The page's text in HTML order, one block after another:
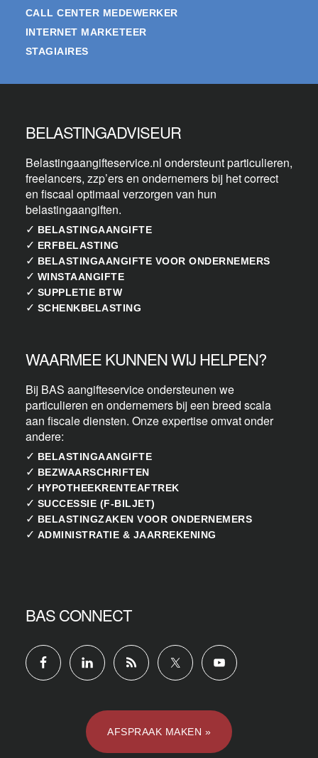
CALL CENTER MEDEWERKER
INTERNET MARKETEER
STAGIAIRES
BELASTINGADVISEUR
Belastingaangifteservice.nl ondersteunt particulieren,
freelancers, zzp’ers en ondernemers bij het correct
en fiscaal optimaal verzorgen van hun
belastingaangiften.
✓ BELASTINGAANGIFTE
✓ ERFBELASTING
✓ BELASTINGAANGIFTE VOOR ONDERNEMERS
✓ WINSTAANGIFTE
✓ SUPPLETIE BTW
✓ SCHENKBELASTING
WAARMEE KUNNEN WIJ HELPEN?
Bij BAS aangifteservice ondersteunen we
particulieren en ondernemers bij een breed scala
aan fiscale diensten. Onze expertise omvat onder
andere:
✓ BELASTINGAANGIFTE
✓ BEZWAARSCHRIFTEN
✓ HYPOTHEEKRENTEAFTREK
✓ SUCCESSIE (F-BILJET)
✓ BELASTINGZAKEN VOOR ONDERNEMERS
✓ ADMINISTRATIE & JAARREKENING
BAS CONNECT
AFSPRAAK MAKEN »